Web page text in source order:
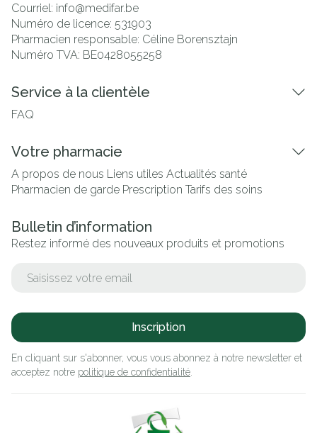
Courriel: info@medifar.be
Numéro de licence: 531903
Pharmacien responsable: Céline Borensztajn
Numéro TVA: BE0428055258
Service à la clientèle
FAQ
Votre pharmacie
A propos de nous Liens utiles Actualités santé
Pharmacien de garde Prescription Tarifs des soins
Bulletin d’information
Restez informé des nouveaux produits et promotions
Inscription
En cliquant sur s'abonner, vous vous abonnez à notre newsletter et
acceptez notre politique de confidentialité